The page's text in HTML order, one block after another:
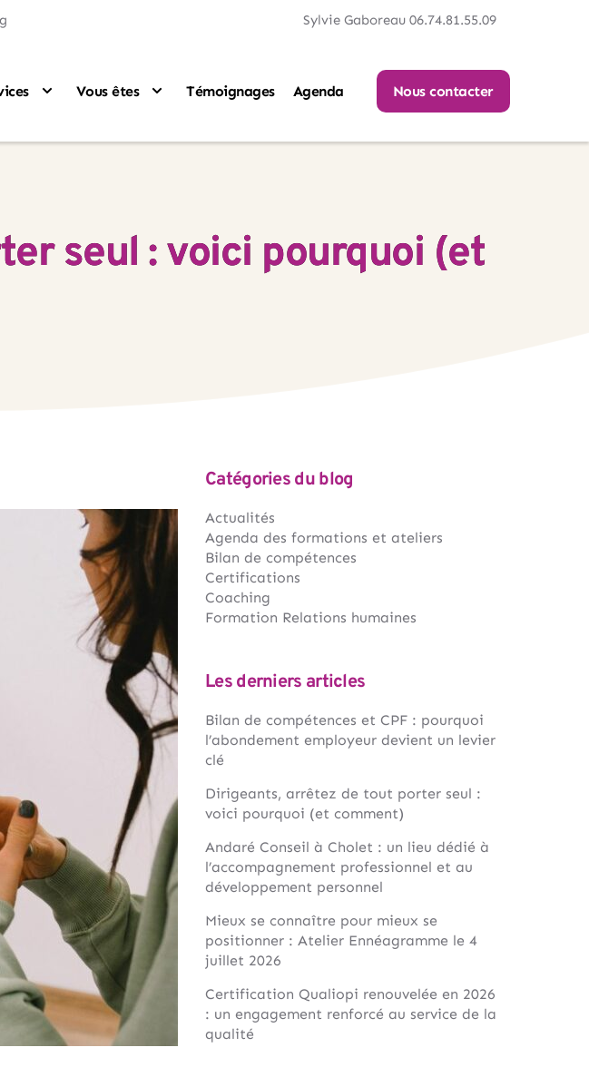
Sylvie Gaboreau 06.74.81.55.09
Vous êtes Témoignages Agenda Nous contacter
seul : voici pourquoi (et
Catégories du blog
Actualités
Agenda des formations et ateliers
Bilan de compétences
Certifications
Coaching
Formation Relations humaines
Les derniers articles
Bilan de compétences et CPF : pourquoi
l’abondement employeur devient un levier
clé
Dirigeants, arrêtez de tout porter seul :
voici pourquoi (et comment)
Andaré Conseil à Cholet : un lieu dédié à
l’accompagnement professionnel et au
développement personnel
Mieux se connaître pour mieux se
positionner : Atelier Ennéagramme le 4
juillet 2026
Certification Qualiopi renouvelée en 2026
: un engagement renforcé au service de la
qualité